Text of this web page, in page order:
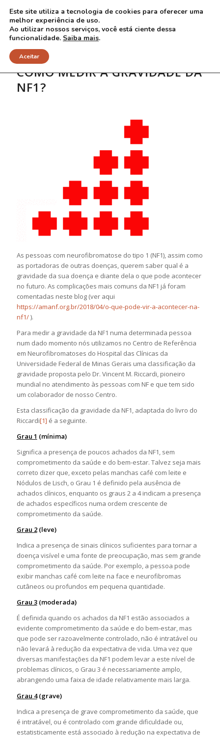
COMO MEDIR A GRAVIDADE DA
NF1?
As pessoas com neurofibromatose do tipo 1 (NF1), assim como
as portadoras de outras doenças, querem saber qual é a
gravidade da sua doença e diante dela o que pode acontecer
no futuro. As complicações mais comuns da NF1 já foram
comentadas neste blog (ver aqui
https://amanf.org.br/2018/04/o-que-pode-vir-a-acontecer-na-
nf1/).
Para medir a gravidade da NF1 numa determinada pessoa
num dado momento nós utilizamos no Centro de Referência
em Neurofibromatoses do Hospital das Clínicas da
Universidade Federal de Minas Gerais uma classificação da
gravidade proposta pelo Dr. Vincent M. Riccardi, pioneiro
mundial no atendimento às pessoas com NF e que tem sido
um colaborador de nosso Centro.
Esta classificação da gravidade da NF1, adaptada do livro do
Riccardi[1] é a seguinte.
Grau 1 (mínima)
Significa a presença de poucos achados da NF1, sem
comprometimento da saúde e do bem-estar. Talvez seja mais
correto dizer que, exceto pelas manchas café com leite e
Nódulos de Lisch, o Grau 1 é definido pela ausência de
achados clínicos, enquanto os graus 2 a 4 indicam a presença
de achados específicos numa ordem crescente de
comprometimento da saúde.
Grau 2(leve)
Indica a presença de sinais clínicos suficientes para tornar a
doença visível e uma fonte de preocupação, mas sem grande
comprometimento da saúde. Por exemplo, a pessoa pode
exibir manchas café com leite na face e neurofibromas
cutâneos ou profundos em pequena quantidade.
Grau 3(moderada)
É definida quando os achados da NF1 estão associados a
evidente comprometimento da saúde e do bem-estar, mas
que pode ser razoavelmente controlado, não é intratável ou
não levará à redução da expectativa de vida. Uma vez que
diversas manifestações da NF1 podem levar a este nível de
problemas clínicos, o Grau 3 é necessariamente amplo,
abrangendo uma faixa de idade relativamente mais larga.
Grau 4(grave)
Indica a presença de grave comprometimento da saúde, que
é intratável, ou é controlado com grande dificuldade ou,
estatisticamente está associado à redução na expectativa de
Este site utiliza a tecnologia de cookies para oferecer uma
melhor experiência de uso.
Ao utilizar nossos serviços, você está ciente dessa
funcionalidade. Saiba mais.
Aceitar